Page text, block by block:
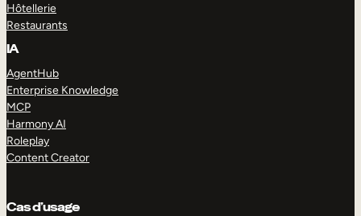
Hôtellerie
Restaurants
IA
AgentHub
Enterprise Knowledge
MCP
Harmony AI
Roleplay
Content Creator
Cas d’usage